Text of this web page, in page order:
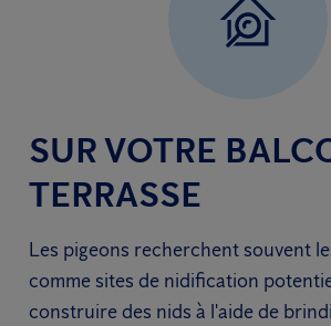
SUR VOTRE
TERRASSE
Les pigeons recherchent souvent
comme sites de nidification
construire des nids à l'aide de